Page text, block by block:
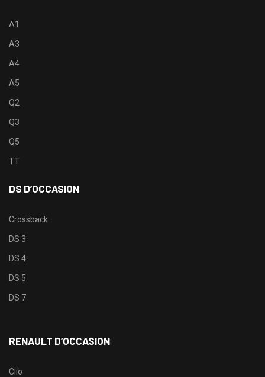
A1
A3
A4
A5
Q2
Q3
Q5
TT
DS D’OCCASION
Crossback
DS 3
DS 4
DS 5
DS 7
RENAULT D’OCCASION
Clio